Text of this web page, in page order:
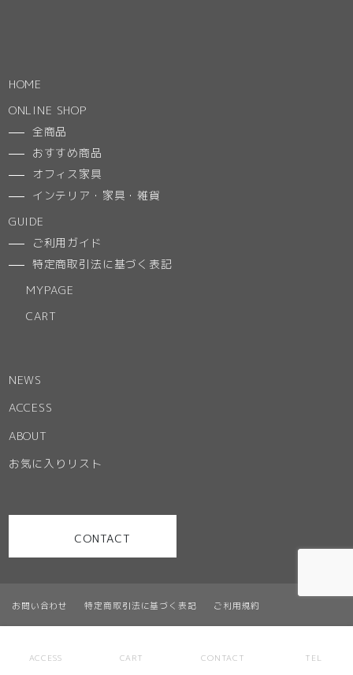
お問い合わせ 特定商取引法に基づく表記 ご利用規約
プライバシーポリシー サイトマップ
HOME
ONLINE SHOP
全商品
おすすめ商品
オフィス家具
インテリア・家具・雑貨
GUIDE
ご利用ガイド
特定商取引法に基づく表記
MYPAGE
CART
NEWS
ACCESS
ABOUT
お気に入りリスト
CONTACT
ACCESS CART CONTACT TEL